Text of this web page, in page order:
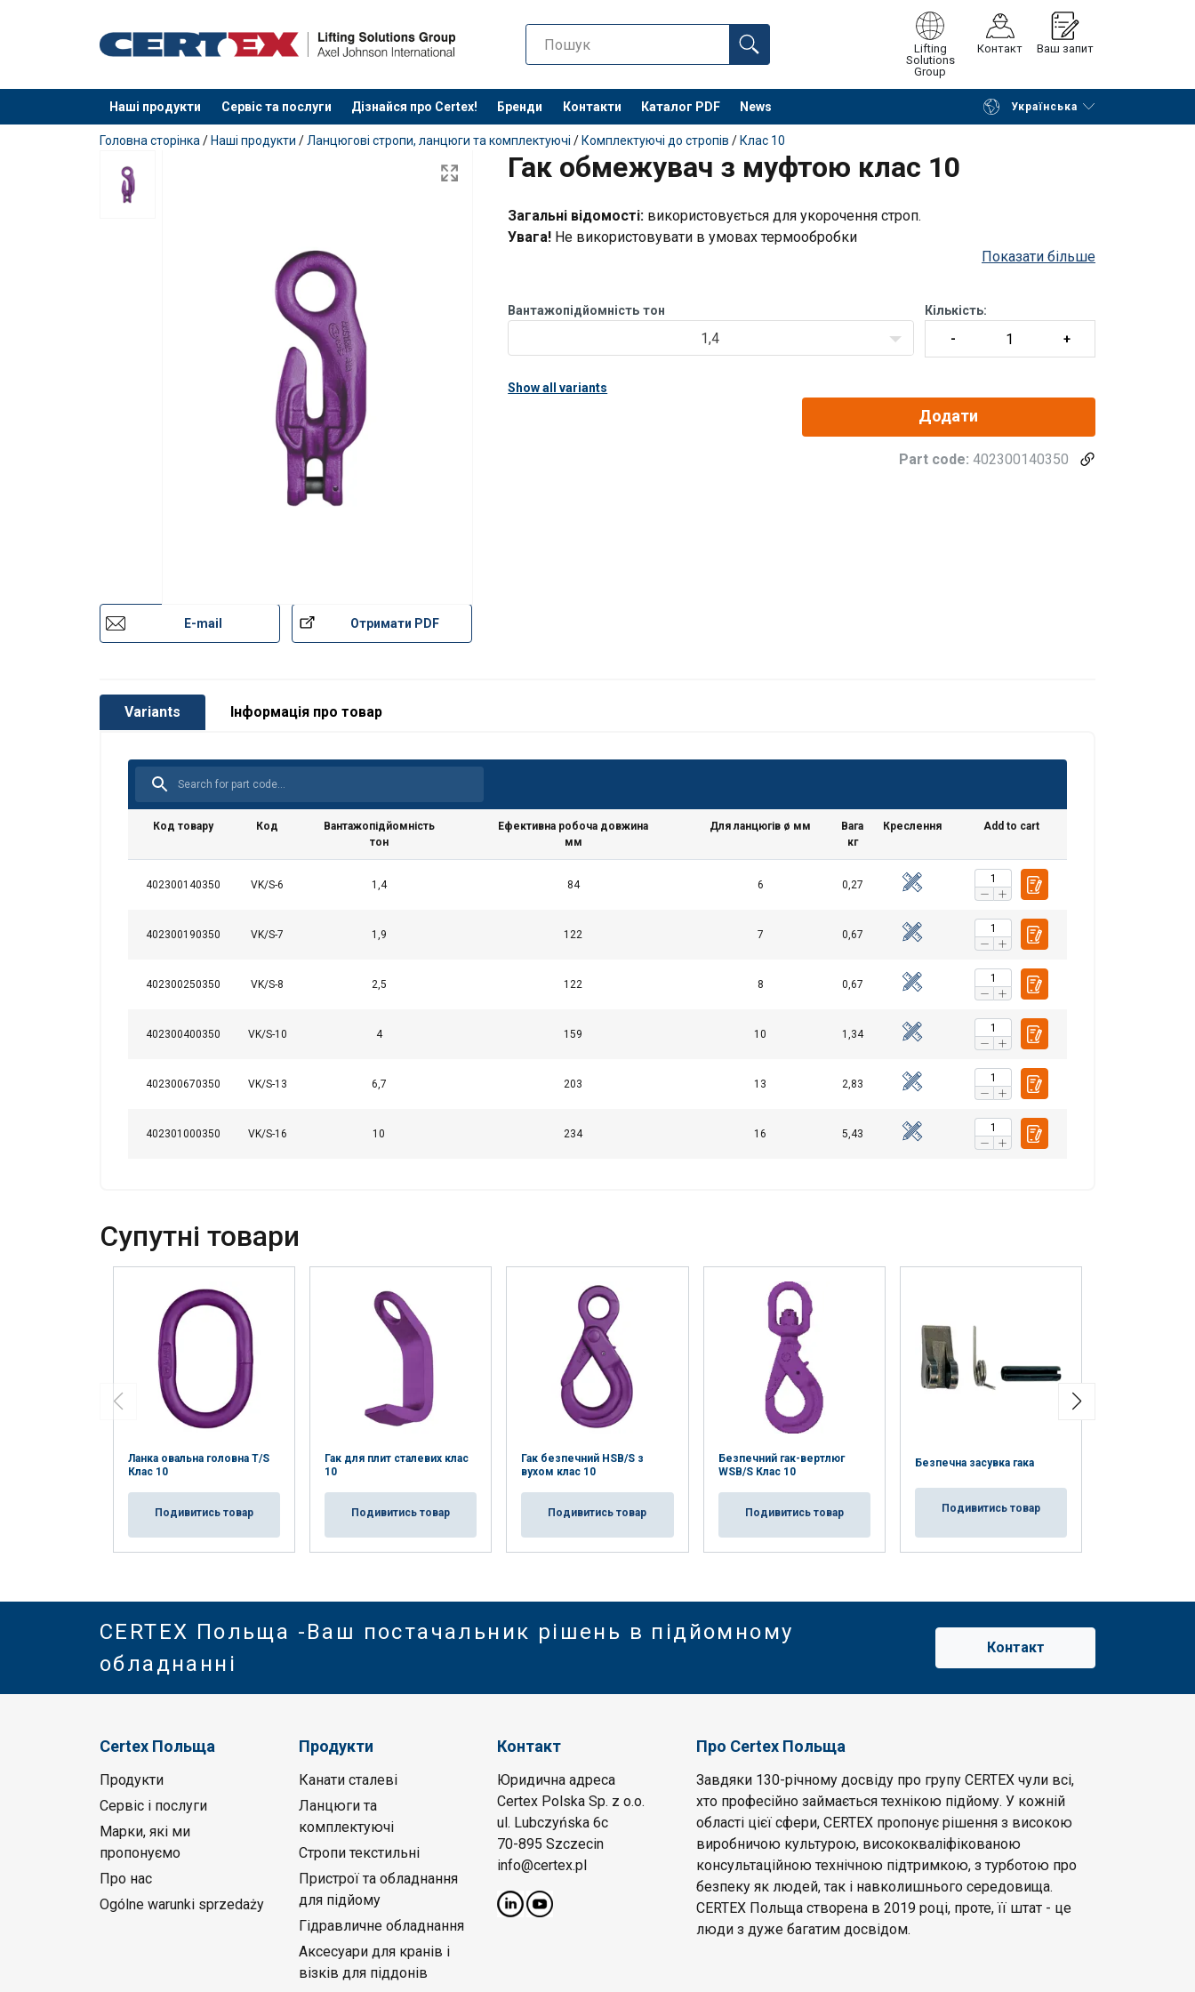
Lifting
Solutions
Group
Контакт Ваш запит
Наші продукти Сервіс та послуги Дізнайся про Certex! Бренди Контакти Каталог PDF News Українська
added to your quote Continue Request quotation
Головна сторінка / Наші продукти / Ланцюгові стропи, ланцюги та комплектуючі / Комплектуючі до стропів / Клас 10
Гак обмежувач з муфтою клас 10
E-mail Отримати PDF
Загальні відомості: використовується для укорочення строп.
Увага! Не використовувати в умовах термообробки
Показати більше
Вантажопідйомність тон
1,4
Кількість:
Show all variants
Додати
Part code: 402300140350
Variants Інформація про товар
Код товару Код
Вантажопідйомність
тон
Ефективна робоча довжина
мм
Для ланцюгів ø мм
Вага
кг
Креслення Add to cart
402300140350 VK/S-6 1,4 84 6 0,27
402300190350 VK/S-7 1,9 122 7 0,67
402300250350 VK/S-8 2,5 122 8 0,67
402300400350 VK/S-10 4 159 10 1,34
402300670350 VK/S-13 6,7 203 13 2,83
402301000350 VK/S-16 10 234 16 5,43
Коефіціент запасу міцності:
Cупутні товари
Ланка овальна головна T/S
Клас 10
Подивитись товар
Гак для плит сталевих клас
10
Подивитись товар
Гак безпечний HSB/S з
вухом клас 10
Подивитись товар
Безпечний гак-вертлюг
WSB/S Клас 10
Подивитись товар
Безпечна засувка гака
Подивитись товар
CERTEX Польща -Ваш постачальник рішень в підйомному
обладнанні
Контакт
Certex Польща
Продукти
Сервіс і послуги
Марки, які ми
пропонуємо
Про нас
Ogólne warunki sprzedaży
Продукти
Канати сталеві
Ланцюги та
комплектуючі
Стропи текстильні
Пристрої та обладнання
для підйому
Гідравличне обладнання
Аксесуари для кранів і
візків для піддонів
Контакт
Юридична адреса
Certex Polska Sp. z o.o.
ul. Lubczyńska 6c
70-895 Szczecin
info@certex.pl
Про Certex Польща
Завдяки 130-річному досвіду про групу CERTEX чули всі,
хто професійно займається технікою підйому. У кожній
області цієї сфери, CERTEX пропонує рішення з високою
виробничою культурою, висококваліфікованою
консультаційною технічною підтримкою, з турботою про
безпеку як людей, так і навколишнього середовища.
CERTEX Польща створена в 2019 році, проте, її штат - це
люди з дуже багатим досвідом.
POLISH
ENGLISH TRANSLATION
analitycznym, którzy mogą łączyć je z innymi informacjami, które im przekazałeś lub które zebrali w